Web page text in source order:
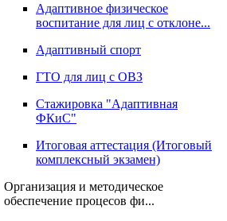
Адаптивное физическое
воспитание для лиц с отклоне...
Адаптивный спорт
ГТО для лиц с ОВЗ
Стажировка "Адаптивная
ФКиС"
Итоговая аттестация (Итоговый
комплексный экзамен)
Организация и методическое
обеспечение процесов фи...